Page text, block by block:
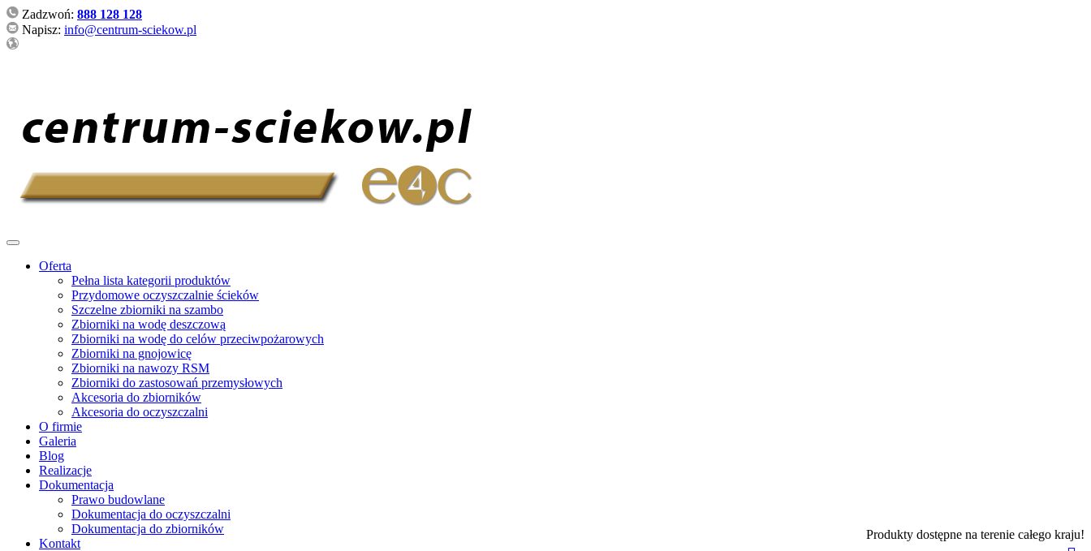
Zadzwoń: 888 128 128
Napisz: info@centrum-sciekow.pl
Oferta
Pełna lista kategorii produktów
Przydomowe oczyszczalnie ścieków
Szczelne zbiorniki na szambo
Zbiorniki na wodę deszczową
Zbiorniki na wodę do celów przeciwpożarowych
Zbiorniki na gnojowicę
Zbiorniki na nawozy RSM
Zbiorniki do zastosowań przemysłowych
Akcesoria do zbiorników
Akcesoria do oczyszczalni
O firmie
Galeria
Blog
Realizacje
Dokumentacja
Prawo budowlane
Dokumentacja do oczyszczalni
Dokumentacja do zbiorników
Kontakt
Produkty dostępne na terenie całego kraju!